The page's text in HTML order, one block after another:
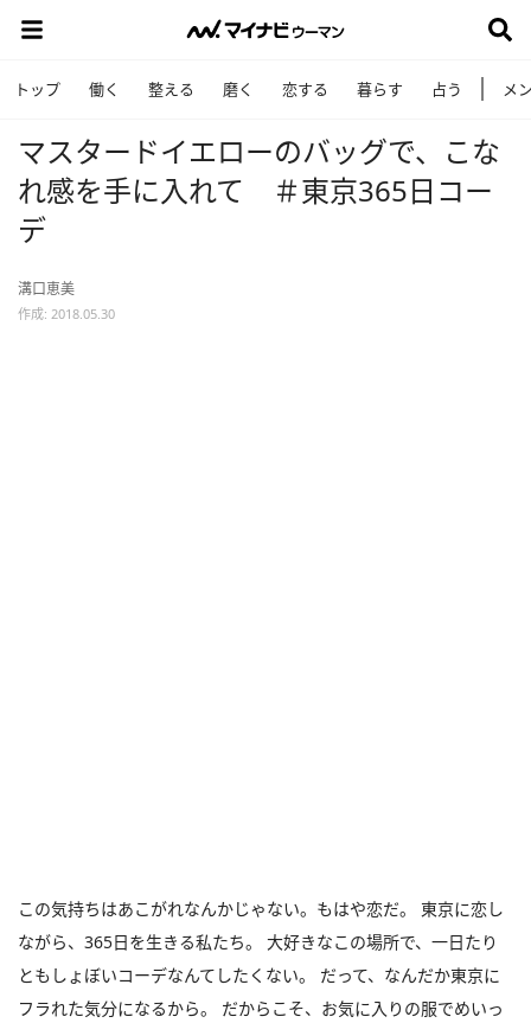
トップ 働く 整える 磨く 恋する 暮らす 占う メ
マスタードイエローのバッグで、こな
れ感を手に入れて ＃東京365日コー
デ
溝口恵美
作成: 2018.05.30
この気持ちはあこがれなんかじゃない。もはや恋だ。 東京に恋し
ながら、365日を生きる私たち。 大好きなこの場所で、一日たり
ともしょぼいコーデなんてしたくない。 だって、なんだか東京に
フラれた気分になるから。 だからこそ、お気に入りの服でめいっ